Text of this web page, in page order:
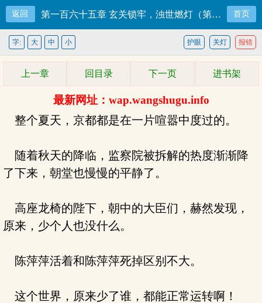
返回 第一百六十五章 玄关锁牢，浊世燃灯（第三更） 首页
报错
关灯
护眼
字: 大 中 小
上一章 回目录 下一页 进书架
最新网址：wap.wangshugu.info
整个夏天，京都都是在一片喧嚣中度过的。
随着秋天的降临，监察院被拆解的热度渐渐降
了下来，朝堂也慢慢的平静了。
高座龙椅的陛下，朝中的大臣们，赫然发现，
原来，少个人也没什么。
陈萍萍活着和陈萍萍死掉区别不大。
这个世界，原来少了谁，都能正常运转啊！